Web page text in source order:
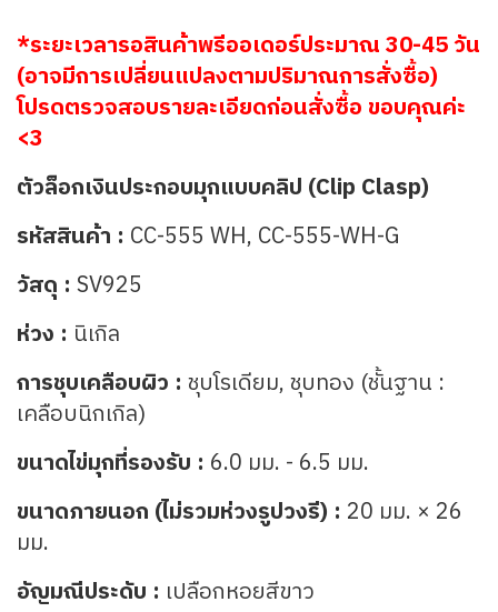
*ระยะเวลารอสินค้าพรีออเดอร์ประมาณ 30-45 วัน
(อาจมีการเปลี่ยนแปลงตามปริมาณการสั่งซื้อ)
โปรดตรวจสอบรายละเอียดก่อนสั่งซื้อ ขอบคุณค่ะ
<3
ตัวล็อกเงินประกอบมุกแบบคลิป (Clip Clasp)
รหัสสินค้า : CC-555 WH, CC-555-WH-G
วัสดุ : SV925
ห่วง : นิเกิล
การชุบเคลือบผิว : ชุบโรเดียม, ชุบทอง (ชั้นฐาน :
เคลือบนิกเกิล)
ขนาดไข่มุกที่รองรับ : 6.0 มม. - 6.5 มม.
ขนาดภายนอก (ไม่รวมห่วงรูปวงรี) : 20 มม. × 26
มม.
อัญมณีประดับ : เปลือกหอยสีขาว